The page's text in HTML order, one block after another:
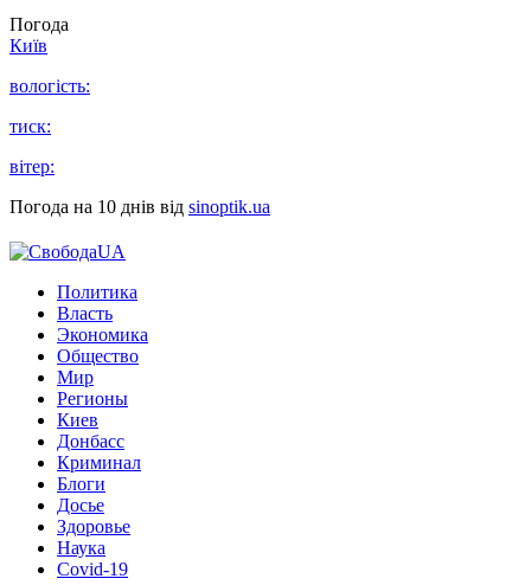
Погода
Київ
вологість:
тиск:
вітер:
Погода на 10 днів від sinoptik.ua
Политика
Власть
Экономика
Общество
Мир
Регионы
Киев
Донбасс
Криминал
Блоги
Досье
Здоровье
Наука
Covid-19